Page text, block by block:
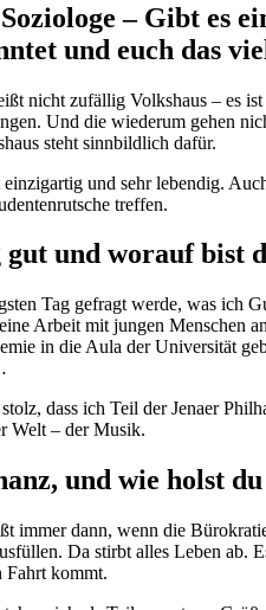
– Gibt es
und euch das
nicht zufällig Volkshaus – es
Und die wiederum gehen
steht sinnbildlich dafür.
einzigartig und sehr lebendig.
treffen.
und worauf bist
Tag gefragt werde, was ich
Arbeit mit jungen Menschen
in die Aula der Universität
dass ich Teil der Jenaer
Welt – der Musik.
und wie holst
immer dann, wenn die
Da stirbt alles Leben ab.
Fahrt kommt.